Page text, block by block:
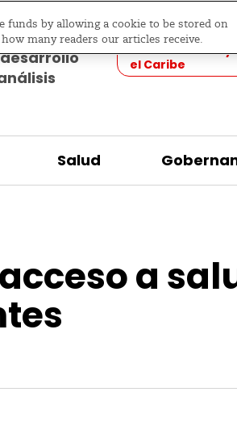
Ediciones
América Latina y
el Caribe
Salud
a
funds by allowing a cookie to be stored on
many readers our articles receive.